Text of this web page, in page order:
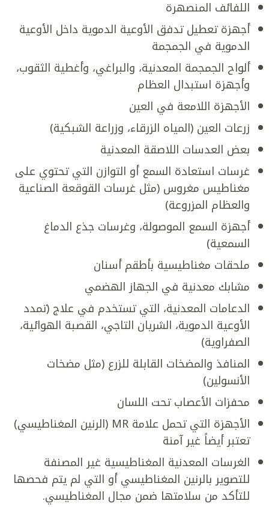
اللفائف المنصهرة
أجهزة تعطيل تدفق الأوعية الدموية داخل الأوعية
الدموية في الجمجمة
ألواح الجمجمة المعدنية، والبراغي، وأغطية الثقوب،
وأجهزة استبدال العظام
الأجهزة اللامعة في العين
زرعات العين (المياه الزرقاء، وزراعة الشبكية)
بعض العدسات اللاصقة المعدنية
غرسات استعادة السمع أو التوازن التي تحتوي على
مغناطيس مغروس (مثل غرسات القوقعة الصناعية
والعظام المزروعة)
أجهزة السمع الموصولة، وغرسات جذع الدماغ
السمعية)
ملحقات مغناطيسية بأطقم أسنان
مشابك معدنية في الجهاز الهضمي
الدعامات المعدنية، التي تستخدم في علاج (تمدد
الأوعية الدموية، الشريان التاجي، القصبة الهوائية،
الصفراوية)
المنافذ والمضخات القابلة للزرع (مثل مضخات
الأنسولين)
محفزات الأعصاب تحت اللسان
الأجهزة التي تحمل علامة MR (الرنين المغناطيسي)
تعتبر أيضاً غير آمنة
الغرسات المعدنية المغناطيسية غير المصنفة
للتصوير بالرنين المغناطيسي أو التي لم يتم فحصها
للتأكد من سلامتها ضمن مجال المغناطيسي.